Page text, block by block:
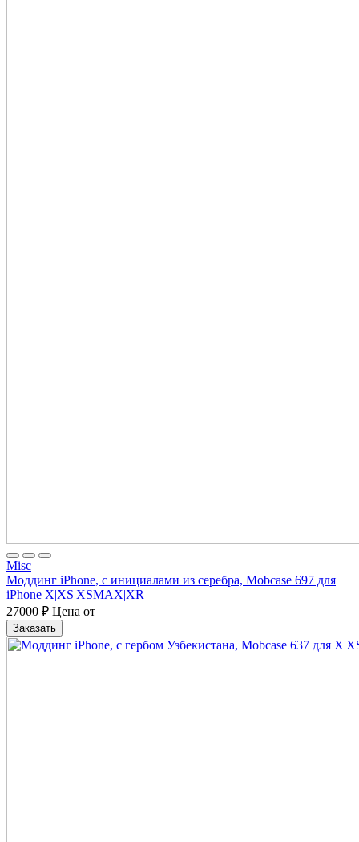
Misc
Моддинг iPhone, с инициалами из серебра, Mobcase 697 для
iPhone X|XS|XSMAX|XR
27000 ₽ Цена от
Заказать